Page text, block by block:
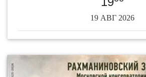
19 АВГ 2026